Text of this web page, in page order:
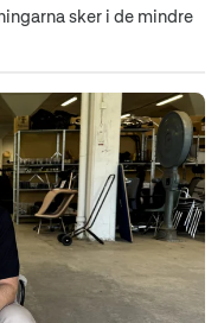
sker i de mindre